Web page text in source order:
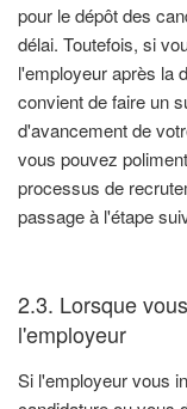
pour le dépôt des
délai. Toutefois, si
l'employeur après la
convient de faire un
d'avancement de
vous pouvez
processus de
passage à l'étape
2.3. Lorsque
l'employeur
Si l'employeur vous